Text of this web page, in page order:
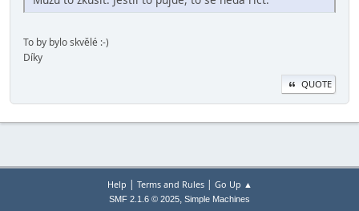
To by bylo skvělé :-)
Díky
QUOTE
Help | Terms and Rules| Go Up ▲
SMF 2.1.6 © 2025, Simple Machines